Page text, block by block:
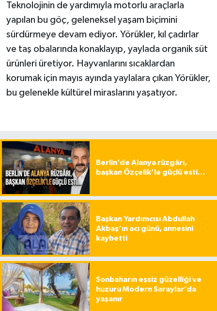
Teknolojinin de yardımıyla motorlu araçlarla
yapılan bu göç, geleneksel yaşam biçimini
sürdürmeye devam ediyor. Yörükler, kıl çadırlar
ve taş obalarında konaklayıp, yaylada organik süt
ürünleri üretiyor. Hayvanlarını sıcaklardan
korumak için mayıs ayında yaylalara çıkan Yörükler,
bu gelenekle kültürel miraslarını yaşatıyor.
Berlin’de Alanya rüzgârı,
başkan Özçelik’le güçlü esti…
Başkan Yardımcısı Abdullah
Akbaş’ın acı günü, annesini
kaybetti
Sonbaharın eşsiz güzelliği ve
huzuru Modern Saraylar’da
yaşanır